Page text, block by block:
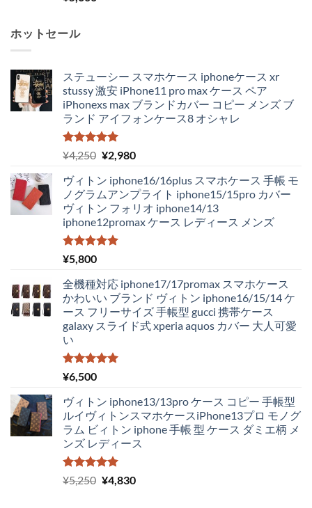
ホットセール
ステューシー スマホケース iphoneケース xr
stussy 激安 iPhone11 pro max ケース ペア
iPhonexs max ブランドカバー コピー メンズ ブ
ランド アイフォンケース8 オシャレ
5段階中
5.00
の評価
¥4,250 元
価
格
は
¥4,250
で
¥2,980現
の
価
格
は
ヴィトン iphone16/16plus スマホケース 手帳 モ
ノグラムアンプライト iphone15/15pro カバー
ヴィトン フォリオ iphone14/13
iphone12promax ケース レディース メンズ
5段階中
5.00
¥5,800
全機種対応 iphone17/17promax スマホケース
かわいい ブランド ヴィトン iphone16/15/14 ケ
ース フリーサイズ 手帳型 gucci 携帯ケース
galaxy スライド式 xperia aquos カバー 大人可愛
い
5段階中
5.00
¥6,500
ヴィトン iphone13/13pro ケース コピー 手帳型
ルイヴィトンスマホケースiPhone13プロ モノグ
ラム ビィトン iphone 手帳 型 ケース ダミエ柄 メ
ンズ レディース
5段階中
5.00
の評価
¥5,250 元
¥4,830現